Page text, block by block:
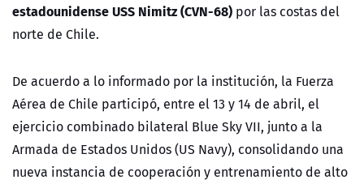
estadounidense USS Nimitz (CVN-68) por las costas del
norte de Chile.
De acuerdo a lo informado por la institución, la Fuerza
Aérea de Chile participó, entre el 13 y 14 de abril, el
ejercicio combinado bilateral Blue Sky VII, junto a la
Armada de Estados Unidos (US Navy), consolidando una
nueva instancia de cooperación y entrenamiento de alto